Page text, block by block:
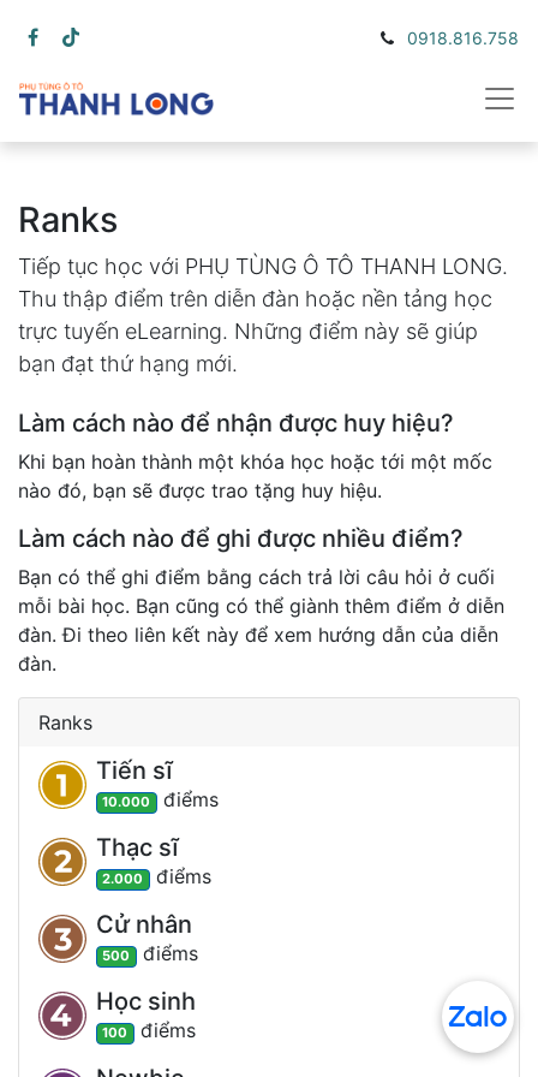
0918.816.758
Ranks
Tiếp tục học với PHỤ TÙNG Ô TÔ THANH LONG.
Thu thập điểm trên diễn đàn hoặc nền tảng học
trực tuyến eLearning. Những điểm này sẽ giúp
bạn đạt thứ hạng mới.
Làm cách nào để nhận được huy hiệu?
Khi bạn hoàn thành một khóa học hoặc tới một mốc
nào đó, bạn sẽ được trao tặng huy hiệu.
Làm cách nào để ghi được nhiều điểm?
Bạn có thể ghi điểm bằng cách trả lời câu hỏi ở cuối
mỗi bài học. Bạn cũng có thể giành thêm điểm ở diễn
đàn. Đi theo liên kết này để xem hướng dẫn của diễn
đàn.
Ranks
Tiến sĩ
10.000 điểms
Thạc sĩ
2.000 điểms
Cử nhân
500 điểms
Học sinh
100 điểms